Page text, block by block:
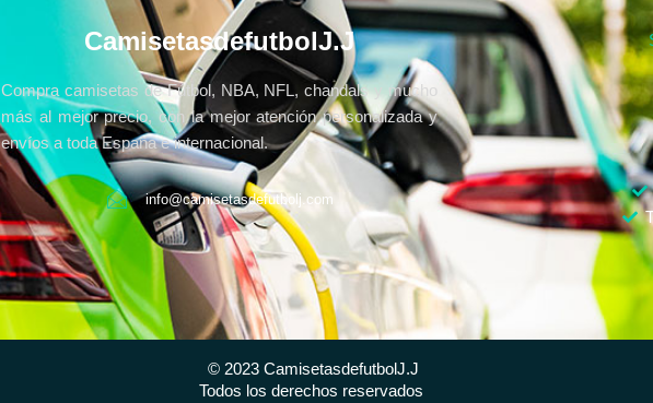
CamisetasdefutbolJ.J
Compra camisetas de Fútbol, NBA, NFL, chandals y mucho
más al mejor precio, con la mejor atención personalizada y
envíos a toda España e internacional.
info@camisetasdefutbolj.com
© 2023 CamisetasdefutbolJ.J
Todos los derechos reservados